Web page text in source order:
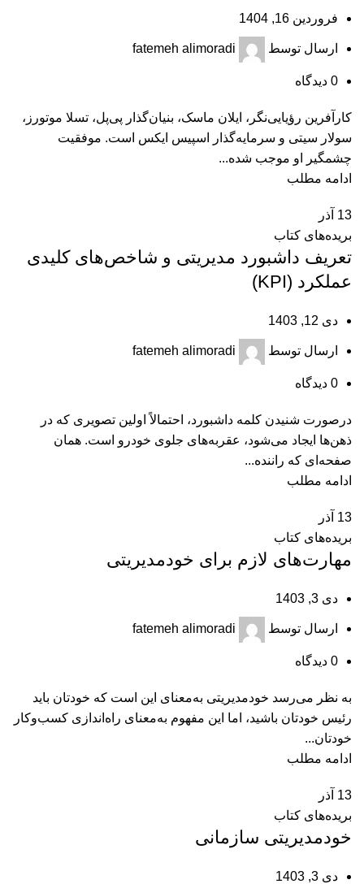
فروردین 16, 1404
ارسال توسط fatemeh alimoradi
0 دیدگاه
کارآفرین رؤیایی‌نگر، ایلان ماسک، بنیان‌گذار پی‌پل، تسلا موتورز،
سولار سیتی و سرمایه‌گذار اسپیس ایکس است. موفقیت
چشمگیر او موجب شده...
ادامه مطلب
13 آذر
بریده‌های کتاب
تعریف داشبورد مدیریتی و شاخص‌های کلیدی
عملکرد (KPI)
دی 12, 1403
ارسال توسط fatemeh alimoradi
0 دیدگاه
درصورت شنیدن کلمه داشبورد، احتمالاً اولین تصویری که در
ذهن‌ها ایجاد می‌شود، عقربه‌های جلوی خودرو است. همان
صفحه‌ای که راننده...
ادامه مطلب
13 آذر
بریده‌های کتاب
مهارت‌های لازم برای خودمديريتی
دی 3, 1403
ارسال توسط fatemeh alimoradi
0 دیدگاه
به نظر می‌‌رسد خودمدیریتی به‌معنای این است که خودتان باید
رئیس خودتان باشید، اما این مفهوم به‌معنای راه‌اندازی کسب‌وکار
خودتان...
ادامه مطلب
13 آذر
بریده‌های کتاب
خودمديريتی سازمانی
دی 3, 1403